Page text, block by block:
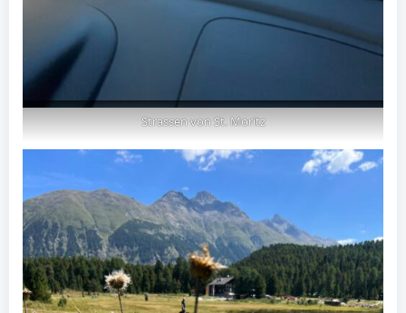
Strassen von St. Moritz